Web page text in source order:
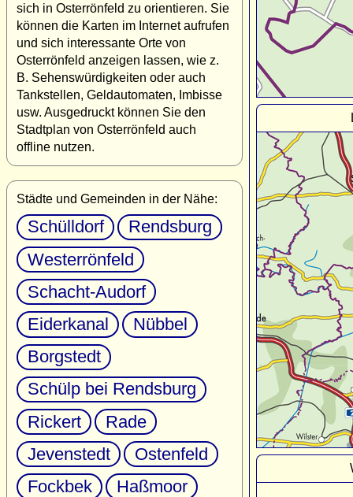
sich in Osterrönfeld zu orientieren. Sie
können die Karten im Internet aufrufen
und sich interessante Orte von
Osterrönfeld anzeigen lassen, wie z.
B. Sehenswürdigkeiten oder auch
Tankstellen, Geldautomaten, Imbisse
usw. Ausgedruckt können Sie den
Stadtplan von Osterrönfeld auch
offline nutzen.
Städte und Gemeinden in der Nähe:
Schülldorf
Rendsburg
Westerrönfeld
Schacht-Audorf
Eiderkanal
Nübbel
Borgstedt
Schülp bei Rendsburg
Rickert
Rade
Jevenstedt
Ostenfeld
Fockbek
Haßmoor